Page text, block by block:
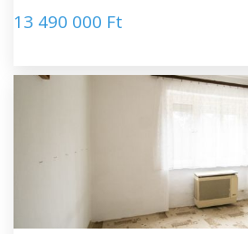
13 490 000 Ft